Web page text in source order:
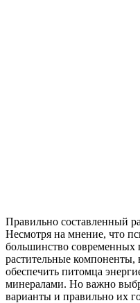
Правильно составленный
Несмотря на мнение, что
большинство современных
растительные
обеспечить питомца
минералами. Но важно
варианты и правильно их